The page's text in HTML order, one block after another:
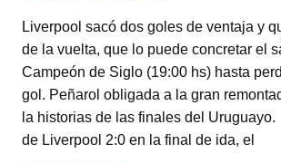
tt
er
at
s
A
p
p
c
e
b
o
o
m
p
ar
tir
Liverpool sacó dos goles de ventaja y
de la vuelta, que lo puede concretar el
Campeón de Siglo (19:00 hs) hasta
gol. Peñarol obligada a la gran
la historias de las finales del
de Liverpool 2:0 en la final de ida, el